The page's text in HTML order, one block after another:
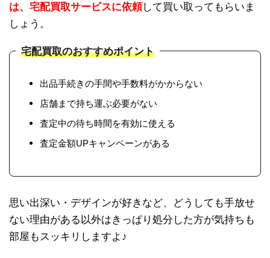
は、宅配買取サービスに依頼して買い取ってもらいま
しょう。
宅配買取のおすすめポイント
出品手続きの手間や手数料がかからない
店舗まで持ち運ぶ必要がない
査定中の待ち時間を有効に使える
査定金額UPキャンペーンがある
思い出深い・デザインが好きなど、どうしても手放せ
ない理由がある以外はきっぱり処分した方が気持ちも
部屋もスッキリしますよ♪